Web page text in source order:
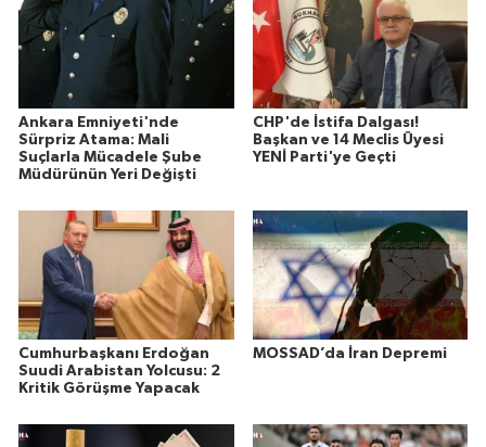
Ankara Emniyeti'nde
Sürpriz Atama: Mali
Suçlarla Mücadele Şube
Müdürünün Yeri Değişti
CHP'de İstifa Dalgası!
Başkan ve 14 Meclis Üyesi
YENİ Parti'ye Geçti
Cumhurbaşkanı Erdoğan
Suudi Arabistan Yolcusu: 2
Kritik Görüşme Yapacak
MOSSAD’da İran Depremi